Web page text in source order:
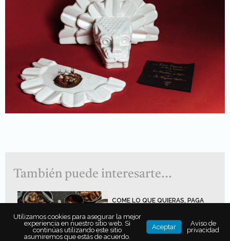
También puede interesarte...
COME LO QUE QUIERAS, PAGA
MOVIMIENTO QUE ABRE LAS
PUERTAS DE LA ALTA COCINA
Utilizamos cookies para asegurar la mejor
experiencia en nuestro sitio web. Si
continúas utilizando este sitio
asumiremos que estás de acuerdo.
Aceptar
Aviso de
privacidad